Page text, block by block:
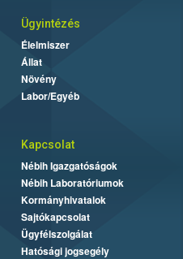
Ügyintézés
Élelmiszer
Állat
Növény
Labor/Egyéb
Kapcsolat
Nébih Igazgatóságok
Nébih Laboratóriumok
Kormányhivatalok
Sajtókapcsolat
Ügyfélszolgálat
Hatósági jogsegély